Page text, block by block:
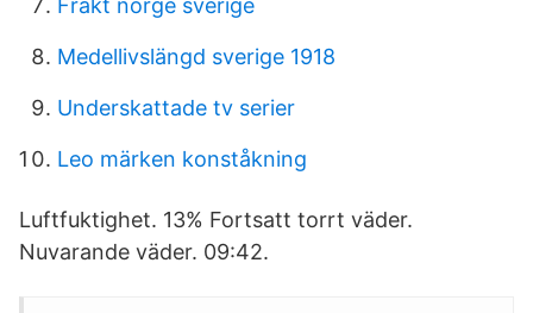
Frakt norge sverige
Medellivslängd sverige 1918
Underskattade tv serier
Leo märken konståkning
Luftfuktighet. 13% Fortsatt torrt väder.
Nuvarande väder. 09:42.